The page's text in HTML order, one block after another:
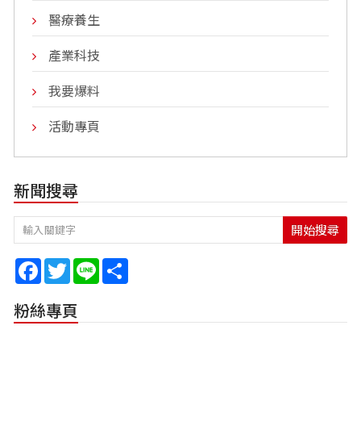
醫療養生
產業科技
我要爆料
活動專頁
新聞搜尋
開始搜尋
Facebook
TwitterLine
粉絲專頁